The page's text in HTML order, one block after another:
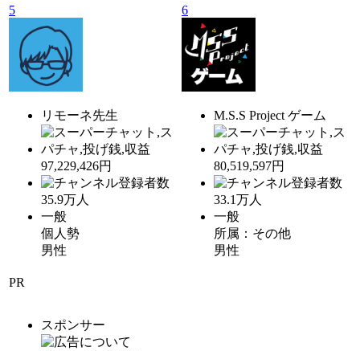
5
リモーネ先生
97,229,426円
35.9万人
一般
個人勢
男性
6
M.S.S Project ゲーム
80,519,597円
33.1万人
一般
所属：その他
男性
PR
スポンサー